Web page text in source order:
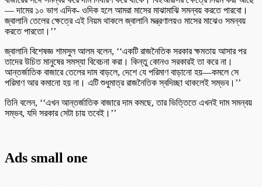
— দামের ১০ ভাগ এদিক- ওদিক হলে আমরা মাসের মাঝামাঝি সমন্বয় করতে পারবো।
জ্বালানি তেলের ক্ষেত্রে এই নিয়ম থাকলে জ্বালানি মন্ত্রণালয়ও মাসের মাঝেও সমন্বয়
করতে পারতো।’’
জ্বালানি বিশেষজ্ঞ শামসুল আলম বলেন, ‘‘একটি রাজনৈতিক সরকার ক্ষমতায় আসার পর
তাদের উচিত মানুষের সমস্যা বিবেচনা করা। কিন্তু কোনও সরকারই তা করে না।
আন্তর্জাতিক বাজারে তেলের দাম বাড়লে, দেশে যে পরিমাণ বাড়ানো হয়—কমলে সে
পরিমাণ আর কমানো হয় না। এটি শুধুমাত্র রাজনৈতিক স্বদিচ্ছা থাকলেই সম্ভব।’’
তিনি বলেন, ‘‘এখন আন্তর্জাতিক বাজারে দাম কমছে, তার ভিত্তিতে এখনই দাম সমন্বয়
সম্ভব, যদি সরকার সেটা চায় তবেই।’’
Ads small one